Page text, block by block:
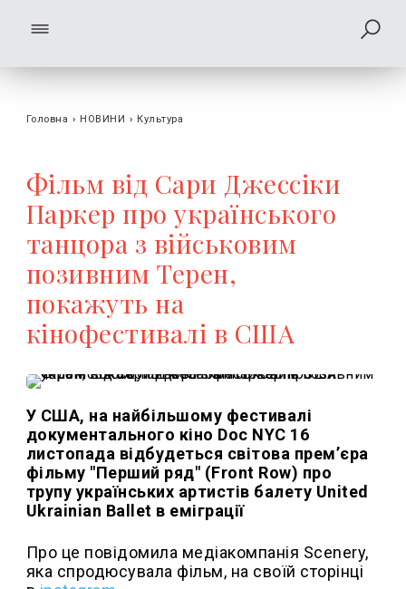
Головна › НОВИНИ › Культура
Фільм від Сари Джессіки
Паркер про українського
танцора з військовим
позивним Терен,
покажуть на
кінофестивалі в США
У США, на найбільшому фестивалі
документального кіно Doc NYC 16
листопада відбудеться світова премʼєра
фільму "Перший ряд" (Front Row) про
трупу українських артистів балету United
Ukrainian Ballet в еміграції
Про це повідомила медіакомпанія Scenery,
яка спродюсувала фільм, на своїй сторінці